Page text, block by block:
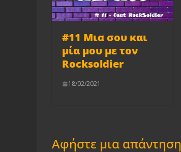
#11 Μια σου και
μία μου με τον
Rocksoldier
18/02/2021
Αφήστε μια απάντηση